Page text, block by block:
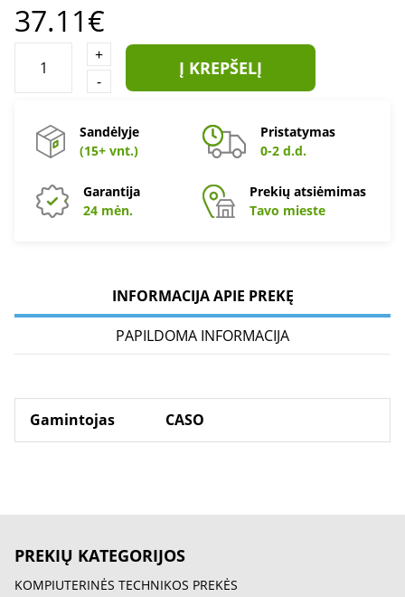
37.11€
+
-
Į KREPŠELĮ
Sandėlyje
(15+ vnt.)
Pristatymas
0-2 d.d.
Garantija
24 mėn.
Prekių atsiėmimas
Tavo mieste
INFORMACIJA APIE PREKĘ
PAPILDOMA INFORMACIJA
Gamintojas CASO
PREKIŲ KATEGORIJOS
KOMPIUTERINĖS TECHNIKOS PREKĖS